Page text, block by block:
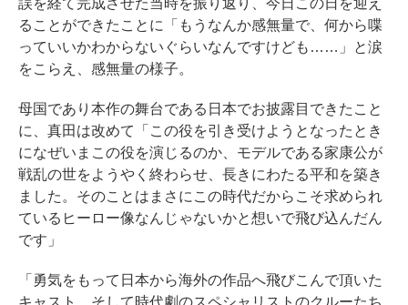
誤を経て完成させた当時を振り返り、今日この日を迎え
ることができたことに「もうなんか感無量で、何から喋
っていいかわからないぐらいなんですけども……」と涙
をこらえ、感無量の様子。
母国であり本作の舞台である日本でお披露目できたこと
に、真田は改めて「この役を引き受けようとなったとき
になぜいまこの役を演じるのか、モデルである家康公が
戦乱の世をようやく終わらせ、長きにわたる平和を築き
ました。そのことはまさにこの時代だからこそ求められ
ているヒーロー像なんじゃないかと想いで飛び込んだん
です」
「勇気をもって日本から海外の作品へ飛びこんで頂いた